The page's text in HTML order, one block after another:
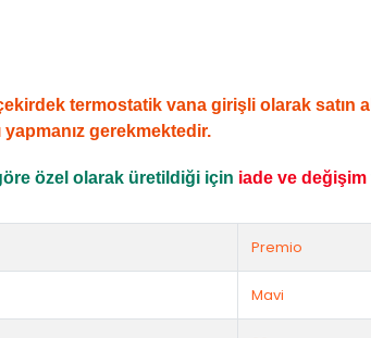
termostatik vana girişli olarak satın
yapmanız gerekmektedir.
özel olarak üretildiği için iade ve değişim
Premio
Mavi